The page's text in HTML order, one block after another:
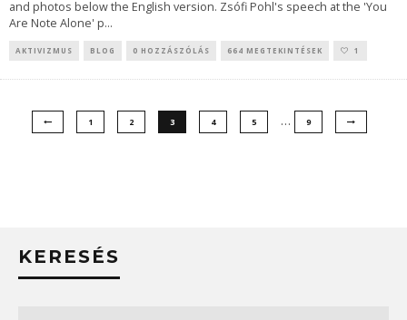
and photos below the English version. Zsófi Pohl's speech at the 'You
Are Note Alone' p...
AKTIVIZMUS BLOG 0 HOZZÁSZÓLÁS 664 MEGTEKINTÉSEK 1
1 2 3 4 5 … 9
KERESÉS